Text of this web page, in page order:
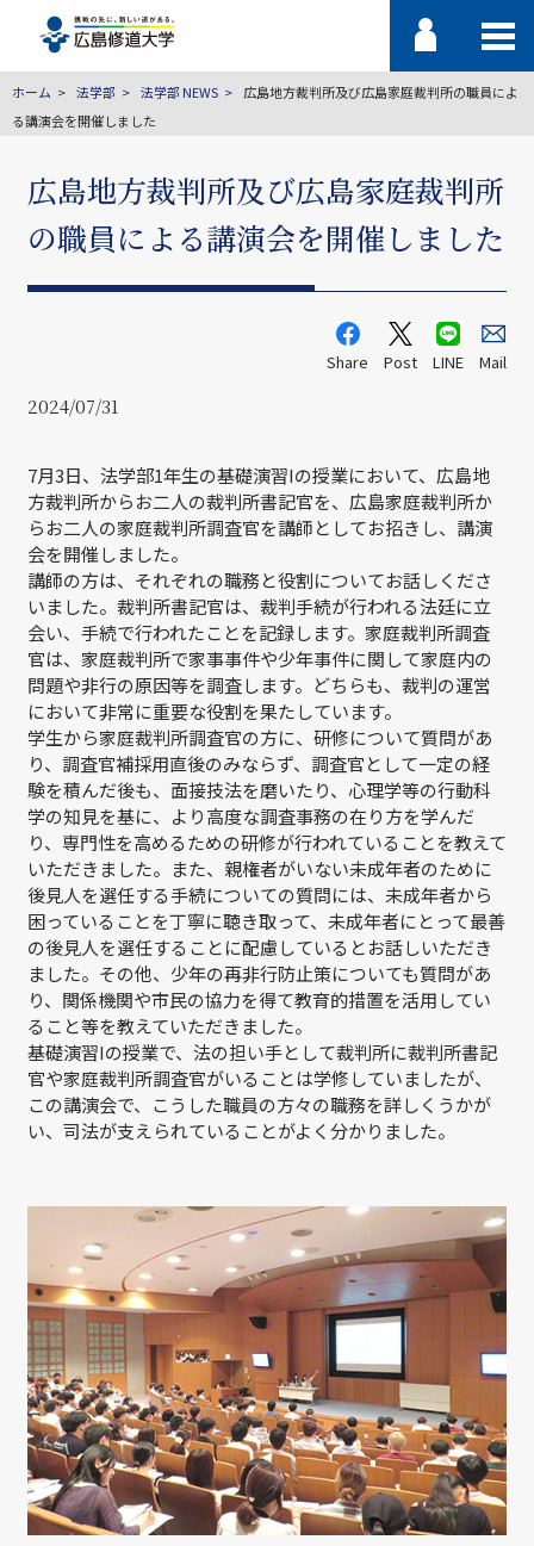
ホーム 法学部 法学部 NEWS
広島地方裁判所及び広島家庭裁判所の職員によ
る講演会を開催しました
広島地方裁判所及び広島家庭裁判所
の職員による講演会を開催しました
Share Post LINE Mail
2024/07/31
7月3日、法学部1年生の基礎演習Iの授業において、広島地
方裁判所からお二人の裁判所書記官を、広島家庭裁判所か
らお二人の家庭裁判所調査官を講師としてお招きし、講演
会を開催しました。
講師の方は、それぞれの職務と役割についてお話しくださ
いました。裁判所書記官は、裁判手続が行われる法廷に立
会い、手続で行われたことを記録します。家庭裁判所調査
官は、家庭裁判所で家事事件や少年事件に関して家庭内の
問題や非行の原因等を調査します。どちらも、裁判の運営
において非常に重要な役割を果たしています。
学生から家庭裁判所調査官の方に、研修について質問があ
り、調査官補採用直後のみならず、調査官として一定の経
験を積んだ後も、面接技法を磨いたり、心理学等の行動科
学の知見を基に、より高度な調査事務の在り方を学んだ
り、専門性を高めるための研修が行われていることを教えて
いただきました。また、親権者がいない未成年者のために
後見人を選任する手続についての質問には、未成年者から
困っていることを丁寧に聴き取って、未成年者にとって最善
の後見人を選任することに配慮しているとお話しいただき
ました。その他、少年の再非行防止策についても質問があ
り、関係機関や市民の協力を得て教育的措置を活用してい
ること等を教えていただきました。
基礎演習Iの授業で、法の担い手として裁判所に裁判所書記
官や家庭裁判所調査官がいることは学修していましたが、
この講演会で、こうした職員の方々の職務を詳しくうかが
い、司法が支えられていることがよく分かりました。